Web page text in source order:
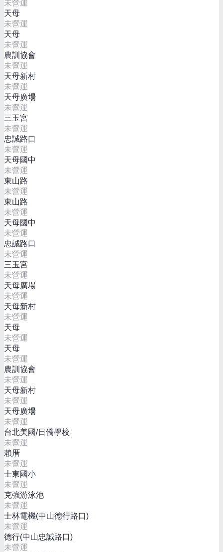
未營運
天母
未營運
天母
未營運
農訓協會
未營運
天母新村
未營運
天母廣場
未營運
三玉宮
未營運
忠誠路口
未營運
天母國中
未營運
東山路
未營運
東山路
未營運
天母國中
未營運
忠誠路口
未營運
三玉宮
未營運
天母廣場
未營運
天母新村
未營運
天母
未營運
天母
未營運
農訓協會
未營運
天母新村
未營運
天母廣場
未營運
台北美國/日僑學校
未營運
賴厝
未營運
士東國小
未營運
克強游泳池
未營運
士林電機(中山德行路口)
未營運
德行(中山忠誠路口)
未營運